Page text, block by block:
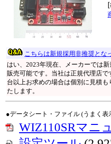
こちらは新規採用非推奨とな
はい、2023年現在、メーカーでは
販売可能です。当社は正規代理店
台以上お求めの場合は個別に見積
たします。
●データシート・ファイル (うまく
WIZ110SRマニ